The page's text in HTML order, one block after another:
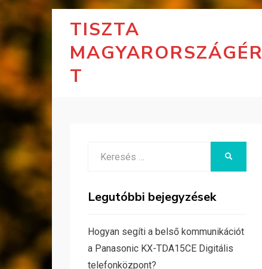
TISZTA
MAGYARORSZÁGÉR
T
Legutóbbi bejegyzések
Hogyan segíti a belső kommunikációt
a Panasonic KX-TDA15CE Digitális
telefonközpont?